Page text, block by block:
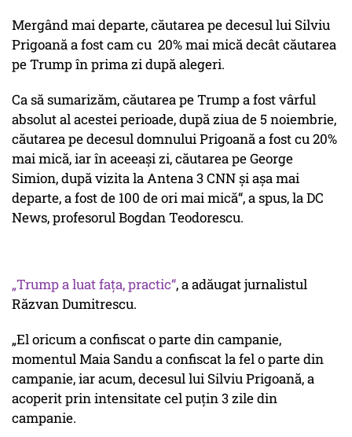
Mergând mai departe, căutarea pe decesul lui Silviu
Prigoană a fost cam cu 20% mai mică decât căutarea
pe Trump în prima zi după alegeri.
Ca să sumarizăm, căutarea pe Trump a fost vârful
absolut al acestei perioade, după ziua de 5 noiembrie,
căutarea pe decesul domnului Prigoană a fost cu 20%
mai mică, iar în aceeași zi, căutarea pe George
Simion, după vizita la Antena 3 CNN și așa mai
departe, a fost de 100 de ori mai mică“, a spus, la DC
News, profesorul Bogdan Teodorescu.
„Trump a luat fața, practic“, a adăugat jurnalistul
Răzvan Dumitrescu.
„El oricum a confiscat o parte din campanie,
momentul Maia Sandu a confiscat la fel o parte din
campanie, iar acum, decesul lui Silviu Prigoană, a
acoperit prin intensitate cel puțin 3 zile din
campanie.